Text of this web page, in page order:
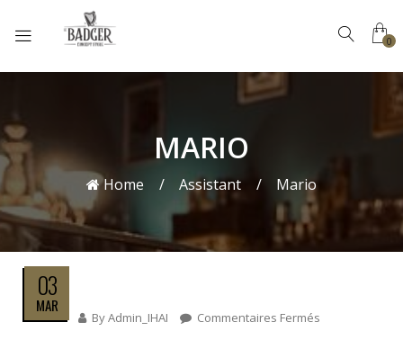
0
MARIO
Home Assistant Mario
03
MAR
ByAdmin_IHAI Commentaires Fermés